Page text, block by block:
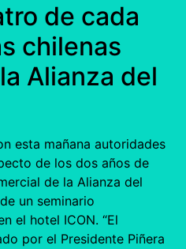
de cada
chilenas
Alianza del
esta mañana autoridades
de los dos años de
de la Alianza del
un seminario
el hotel ICON. “El
por el Presidente Piñera